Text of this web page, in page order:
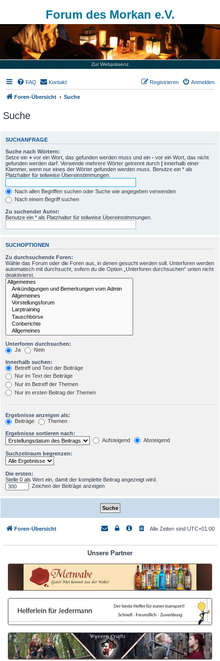
Forum des Morkan e.V.
Zur Webpräsenz
FAQ Kontakt Anmelden
Registrieren
Foren-Übersicht Suche
Suche
SUCHANFRAGE
Suche nach Wörtern:
Setze ein + vor ein Wort, das gefunden werden muss und ein - vor ein Wort, das nicht
gefunden werden darf. Verwende mehrere Wörter getrennt durch | innerhalb einer
Klammer, wenn nur eines der Wörter gefunden werden muss. Benutze ein * als
Platzhalter für teilweise Übereinstimmungen.
Nach allen Begriffen suchen oder Suche wie angegeben verwenden
Nach einem Begriff suchen
Zu suchender Autor:
Benutze ein * als Platzhalter für teilweise Übereinstimmungen.
SUCHOPTIONEN
Zu durchsuchende Foren:
Wähle das Forum oder die Foren aus, in denen gesucht werden soll. Unterforen werden
automatisch mit durchsucht, sofern du die Option „Unterforen durchsuchen“ unten nicht
deaktivierst.
Unterforen durchsuchen:
Ja
Nein
Innerhalb suchen:
Betreff und Text der Beiträge
Nur im Text der Beiträge
Nur im Betreff der Themen
Nur im ersten Beitrag der Themen
Ergebnisse anzeigen als:
Beiträge
Themen
Ergebnisse sortieren nach:
Aufsteigend
Absteigend
Suchzeitraum begrenzen:
Die ersten:
Stelle 0 als Wert ein, damit der komplette Beitrag angezeigt wird.
Zeichen der Beiträge anzeigen
Foren-Übersicht Alle Zeiten sind UTC+01:00
Unsere Partner